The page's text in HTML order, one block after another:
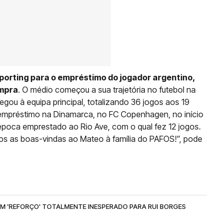
para o empréstimo do jogador argentino,
. O médio começou a sua trajetória no futebol na
à equipa principal, totalizando 36 jogos aos 19
na Dinamarca, no FC Copenhagen, no início
emprestado ao Rio Ave, com o qual fez 12 jogos.
as boas-vindas ao Mateo à família do PAFOS!”, pode
'REFORÇO' TOTALMENTE INESPERADO PARA RUI BORGES